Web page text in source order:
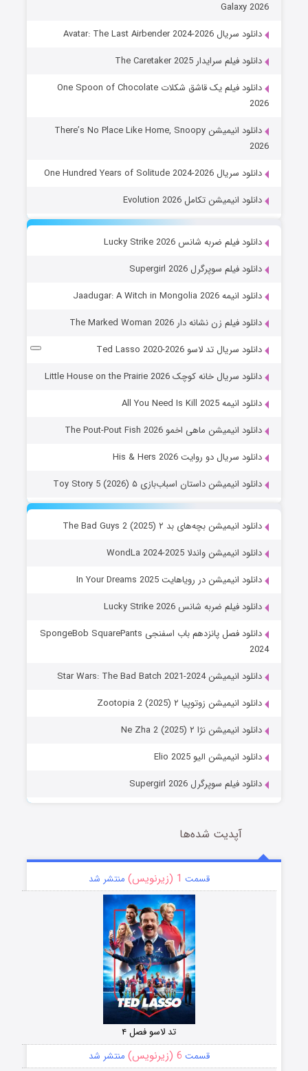
Galaxy 2026
دانلود سریال Avatar: The Last Airbender 2024-2026
دانلود فیلم سرایدار The Caretaker 2025
دانلود فیلم یک قاشق شکلات One Spoon of Chocolate
2026
دانلود انیمیشن There’s No Place Like Home, Snoopy
2026
دانلود سریال One Hundred Years of Solitude 2024-2026
دانلود انیمیشن تکامل Evolution 2026
دانلود فیلم ضربه شانس Lucky Strike 2026
دانلود فیلم سوپرگرل Supergirl 2026
دانلود انیمه Jaadugar: A Witch in Mongolia 2026
دانلود فیلم زن نشانه دار The Marked Woman 2026
دانلود سریال تد لاسو Ted Lasso 2020-2026
دانلود سریال خانه کوچک Little House on the Prairie 2026
دانلود انیمه All You Need Is Kill 2025
دانلود انیمیشن ماهی اخمو The Pout-Pout Fish 2026
دانلود سریال دو روایت His & Hers 2026
دانلود انیمیشن داستان اسباب‌بازی ۵ Toy Story 5 (2026)
دانلود انیمیشن بچه‌های بد ۲ The Bad Guys 2 (2025)
دانلود انیمیشن واندلا WondLa 2024-2025
دانلود انیمیشن در رویاهایت In Your Dreams 2025
دانلود فیلم ضربه شانس Lucky Strike 2026
دانلود فصل پانزدهم باب اسفنجی SpongeBob SquarePants
2024
دانلود انیمیشن Star Wars: The Bad Batch 2021-2024
دانلود انیمیشن زوتوپیا ۲ Zootopia 2 (2025)
دانلود انیمیشن نژا ۲ Ne Zha 2 (2025)
دانلود انیمیشن الیو Elio 2025
دانلود فیلم سوپرگرل Supergirl 2026
آپدیت شده‌ها
قسمت 1 (زیرنویس) منتشر شد
تد لاسو فصل ۴
قسمت 6 (زیرنویس) منتشر شد